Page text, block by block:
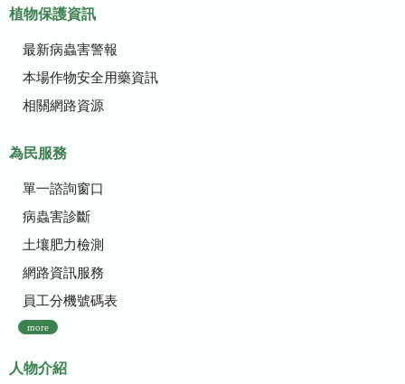
植物保護資訊
最新病蟲害警報
本場作物安全用藥資訊
相關網路資源
為民服務
單一諮詢窗口
病蟲害診斷
土壤肥力檢測
網路資訊服務
員工分機號碼表
more
人物介紹